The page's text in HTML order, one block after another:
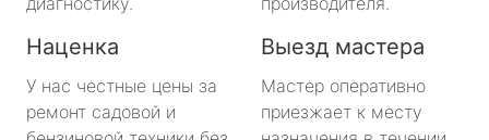
Наценка
У нас честные цены за
ремонт садовой и
Выезд мастера
Мастер оперативно
приезжает к месту